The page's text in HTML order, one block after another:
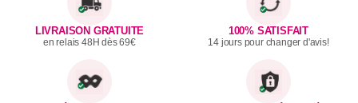
LIVRAISON GRATUITE
en relais 48H dès 69€
100% SATISFAIT
14 jours pour changer d'avis!